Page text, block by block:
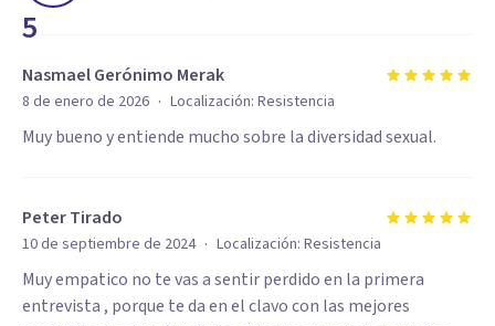
5
Nasmael Gerónimo Merak
8 de enero de 2026 · Localización: Resistencia
Muy bueno y entiende mucho sobre la diversidad sexual.
Peter Tirado
10 de septiembre de 2024 · Localización: Resistencia
Muy empatico no te vas a sentir perdido en la primera
entrevista , porque te da en el clavo con las mejores